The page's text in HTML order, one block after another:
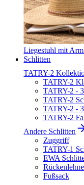
Liegestuhl mit
Schlitten
TATRY-2
TATRY-2
TATRY-2 -
TATRY-2
TATRY-2 -
TATRY-2
Andere Schlitten
Zuggriff
TATRY-1
EWA
Rückenlehne
Fußsack